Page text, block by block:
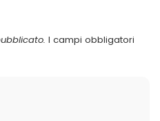
I campi obbligatori